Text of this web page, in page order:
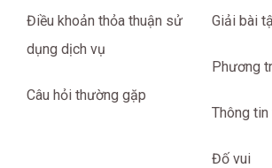
Điều khoản thỏa thuận sử
dụng dịch vụ
Câu hỏi thường gặp
Giải bài
Phương
Thông tin
Đố vui